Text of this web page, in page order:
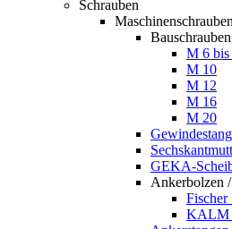
Schrauben
Maschinenschrauben
Bauschrauben
M 6
M 10
M 12
M 16
M 20
GEKA-
Ankerbolzen
KALM